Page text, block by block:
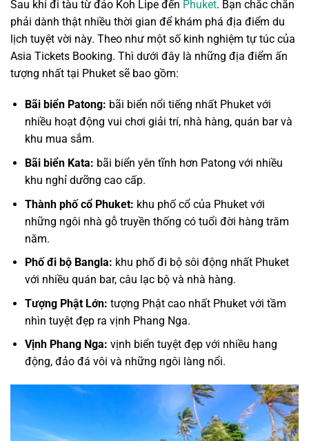
Sau khi đi tàu từ đảo Koh Lipe đến Phuket. Bạn chắc chắn
phải dành thật nhiều thời gian để khám phá địa điểm du
lịch tuyệt vời này. Theo như một số kinh nghiệm tự túc của
Asia Tickets Booking. Thì dưới đây là những địa điểm ấn
tượng nhất tại Phuket sẽ bao gồm:
Bãi biển Patong: bãi biển nổi tiếng nhất Phuket với
nhiều hoạt động vui chơi giải trí, nhà hàng, quán bar và
khu mua sắm.
Bãi biển Kata: bãi biển yên tĩnh hơn Patong với nhiều
khu nghỉ dưỡng cao cấp.
Thành phố cổ Phuket: khu phố cổ của Phuket với
những ngôi nhà gỗ truyền thống có tuổi đời hàng trăm
năm.
Phố đi bộ Bangla: khu phố đi bộ sôi động nhất Phuket
với nhiều quán bar, câu lạc bộ và nhà hàng.
Tượng Phật Lớn: tượng Phật cao nhất Phuket với tầm
nhìn tuyệt đẹp ra vịnh Phang Nga.
Vịnh Phang Nga: vịnh biển tuyệt đẹp với nhiều hang
động, đảo đá vôi và những ngôi làng nổi.